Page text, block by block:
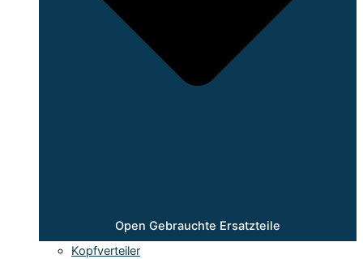
Open Gebrauchte Ersatzteile
Kopfverteiler